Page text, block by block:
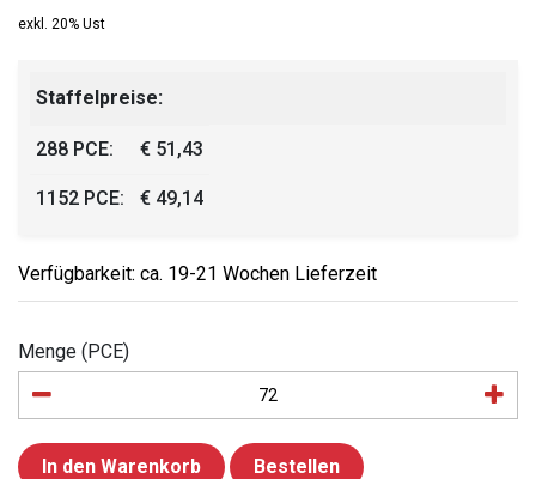
exkl. 20% Ust
Staffelpreise:
288 PCE: € 51,43
1152 PCE: € 49,14
Verfügbarkeit: ca. 19-21 Wochen Lieferzeit
Menge (PCE)
In den Warenkorb Bestellen